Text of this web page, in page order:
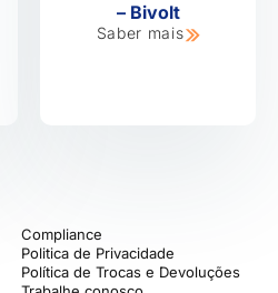
– Bivolt
Saber mais
Compliance
Politica de Privacidade
Política de Trocas e Devoluções